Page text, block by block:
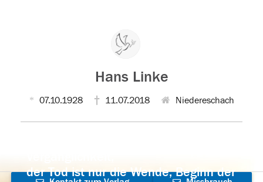
Hans Linke
07.10.1928 11.07.2018 Niedereschach
der Tod ist nur die Wende, Beginn der